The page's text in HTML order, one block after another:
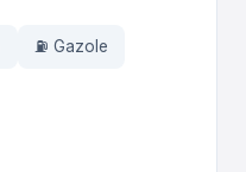
⛽ Gazole